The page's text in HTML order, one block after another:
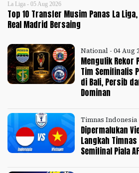
La Liga - 05 Aug 2026
Top 10 Transfer Musim Panas La
Real Madrid Bersaing
National - 04 Aug
Mengulik Rekor
Tim Semifinalis
di Bali, Persib
Dominan
Timnas Indonesia
Dipermalukan
Langkah
Semifinal Piala